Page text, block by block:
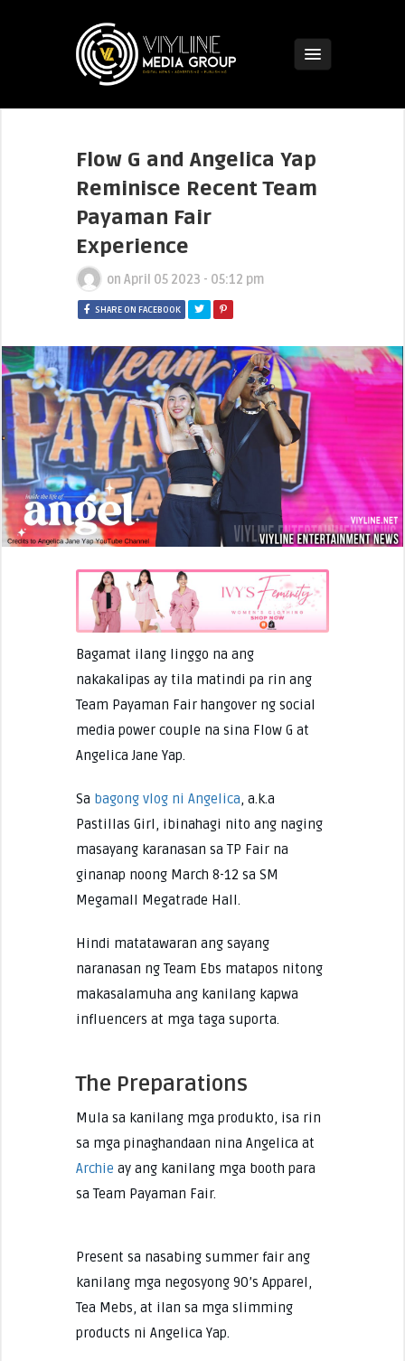
Flow G and Angelica Yap
Reminisce Recent Team
Payaman Fair
Experience
on April 05 2023 - 05:12 pm
SHARE ON FACEBOOK
Bagamat ilang linggo na ang
nakakalipas ay tila matindi pa rin ang
Team Payaman Fair hangover ng social
media power couple na sina Flow G at
Angelica Jane Yap.
Sa bagong vlog ni Angelica, a.k.a
Pastillas Girl, ibinahagi nito ang naging
masayang karanasan sa TP Fair na
ginanap noong March 8-12 sa SM
Megamall Megatrade Hall.
Hindi matatawaran ang sayang
naranasan ng Team Ebs matapos nitong
makasalamuha ang kanilang kapwa
influencers at mga taga suporta.
The Preparations
Mula sa kanilang mga produkto, isa rin
sa mga pinaghandaan nina Angelica at
Archie ay ang kanilang mga booth para
sa Team Payaman Fair.
Present sa nasabing summer fair ang
kanilang mga negosyong 90’s Apparel,
Tea Mebs, at ilan sa mga slimming
products ni Angelica Yap.